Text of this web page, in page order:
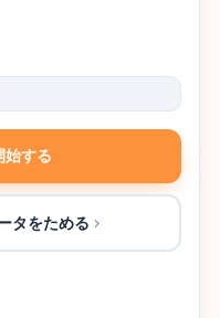
始する
タをためる